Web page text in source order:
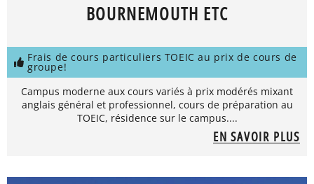
BOURNEMOUTH ETC
Frais de cours particuliers TOEIC au prix de cours de
groupe!
Campus moderne aux cours variés à prix modérés mixant
anglais général et professionnel, cours de préparation au
TOEIC, résidence sur le campus....
EN SAVOIR PLUS